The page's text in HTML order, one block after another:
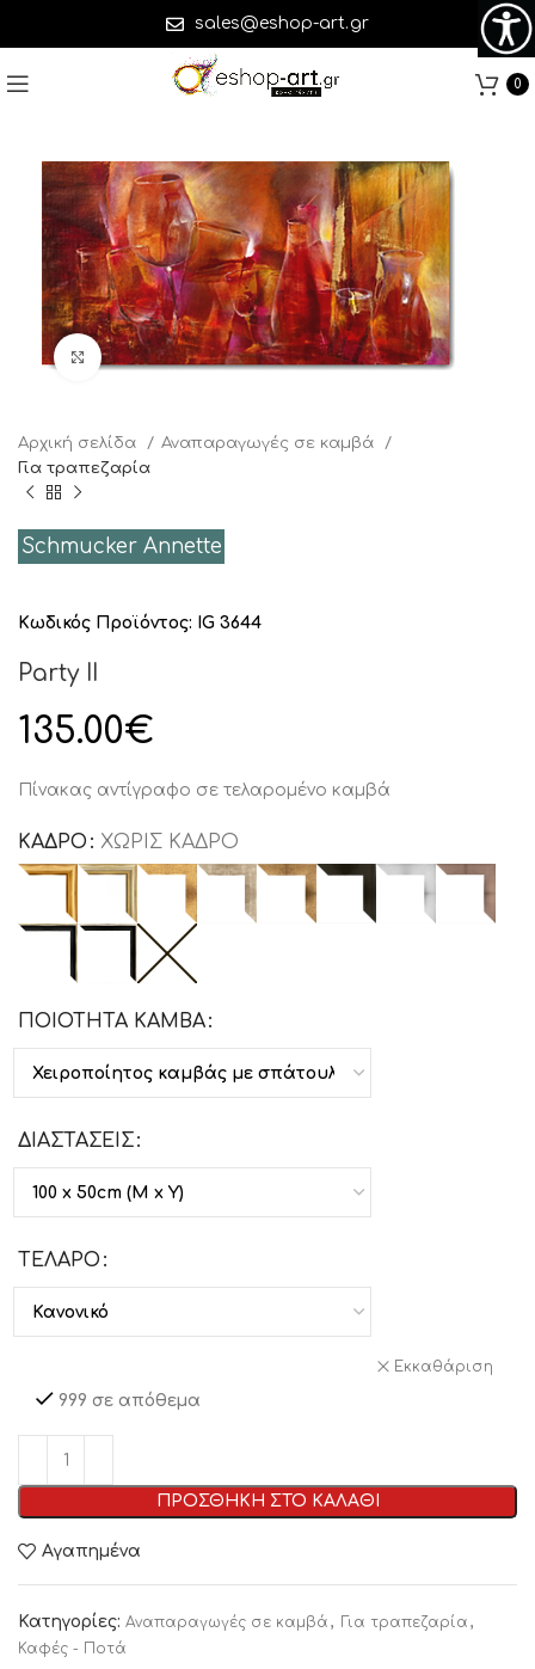
sales@eshop-art.gr
0
Click to enlarge
Αρχική σελίδα
Αναπαραγωγές σε καμβά
Για τραπεζαρία
Schmucker Annette
Κωδικός Προϊόντος: IG 3644
Party II
135.00€
Πίνακας αντίγραφο σε τελαρομένο καμβά
ΚΑΔΡΟ ΧΩΡΙΣ ΚΑΔΡΟ
ΠΟΙΟΤΗΤΑ ΚΑΜΒΑ
ΔΙΑΣΤΑΣΕΙΣ
ΤΕΛΑΡΟ
Εκκαθάριση
999 σε απόθεμα
ΠΡΟΣΘΗΚΗ ΣΤΟ ΚΑΛΑΘΙ
Αγαπημένα
Κατηγορίες: Αναπαραγωγές σε καμβά , Για τραπεζαρία ,
Καφές - Ποτά